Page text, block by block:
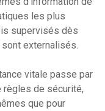
les plus
supervisés dès
sont externalisés.
vitale passe par
règles de sécurité,
que pour